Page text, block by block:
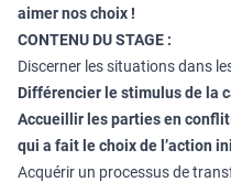
aimer nos choix !
CONTENU DU STAGE :
Discerner les situations dans
Différencier le stimulus de la
Accueillir les parties en conflit
qui a fait le choix de l’action
Acquérir un processus de